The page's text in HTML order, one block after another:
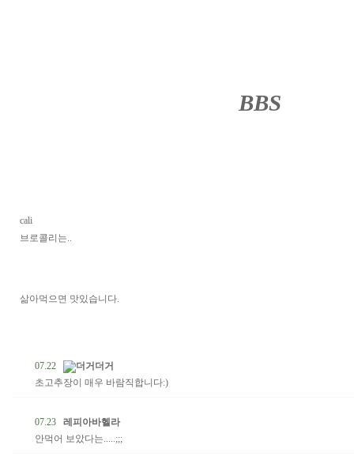
BBS
cali
브로콜리는..
삶아먹으면 맛있습니다.
07.22
더거더거
초고추장이 매우 바람직합니다:)
07.23
레피아바헬라
안먹어 보았다는.....;;;